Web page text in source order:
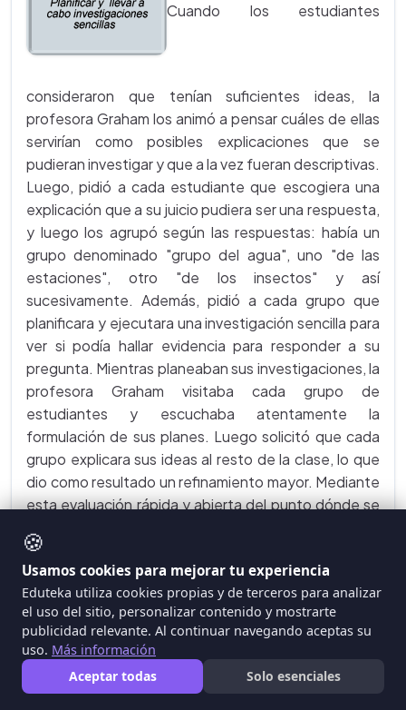
Cuando los estudiantes
consideraron que tenían suficientes ideas, la
profesora Graham los animó a pensar cuáles de ellas
servirían como posibles explicaciones que se
pudieran investigar y que a la vez fueran descriptivas.
Luego, pidió a cada estudiante que escogiera una
explicación que a su juicio pudiera ser una respuesta,
y luego los agrupó según las respuestas: había un
grupo denominado "grupo del agua", uno "de las
estaciones", otro "de los insectos" y así
sucesivamente. Además, pidió a cada grupo que
planificara y ejecutara una investigación sencilla para
ver si podía hallar evidencia para responder a su
pregunta. Mientras planeaban sus investigaciones, la
profesora Graham visitaba cada grupo de
estudiantes y escuchaba atentamente la
formulación de sus planes. Luego solicitó que cada
grupo explicara sus ideas al resto de la clase, lo que
dio como resultado un refinamiento mayor. Mediante
esta evaluación rápida y abierta del punto dónde se
procesos que estaban utilizando para enfrentar su
pregunta y considerar si otras aproximaciones
funcionarían mejor.
🍪
Usamos cookies para mejorar tu experiencia
Eduteka utiliza cookies propias y de terceros para analizar
el uso del sitio, personalizar contenido y mostrarte
publicidad relevante. Al continuar navegando aceptas su
uso. Más información
Aceptar todas
Solo esenciales